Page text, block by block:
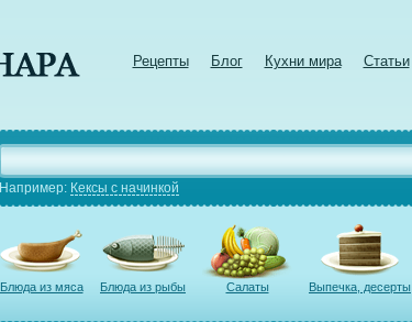
Рецепты Блог Кухни мира Статьи
Например: Кексы с начинкой
Блюда из мяса Блюда из рыбы Салаты Выпечка, десерты